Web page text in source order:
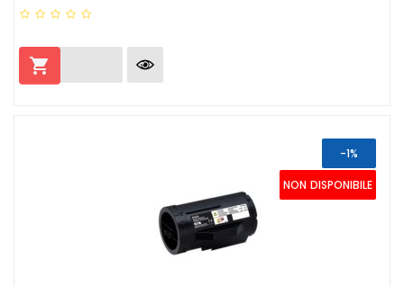

NON DISPONIBILE
-1%